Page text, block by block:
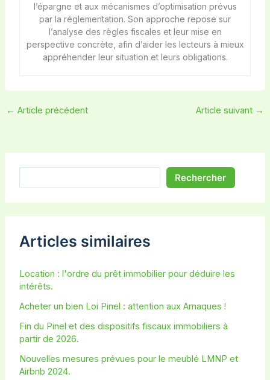
l’épargne et aux mécanismes d’optimisation prévus
par la réglementation. Son approche repose sur
l’analyse des règles fiscales et leur mise en
perspective concrète, afin d’aider les lecteurs à mieux
appréhender leur situation et leurs obligations.
← Article précédent Article suivant →
Rechercher
Articles similaires
Location : l'ordre du prêt immobilier pour déduire les
intérêts.
Acheter un bien Loi Pinel : attention aux Arnaques !
Fin du Pinel et des dispositifs fiscaux immobiliers à
partir de 2026.
Nouvelles mesures prévues pour le meublé LMNP et
Airbnb 2024.